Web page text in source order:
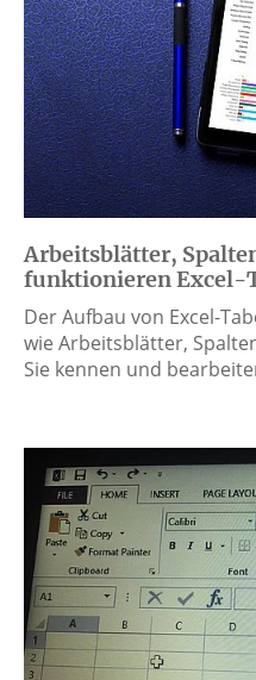
Arbeitsblätter,
funktionieren Excel-
Der Aufbau von Excel-
wie Arbeitsblätter,
Sie kennen und